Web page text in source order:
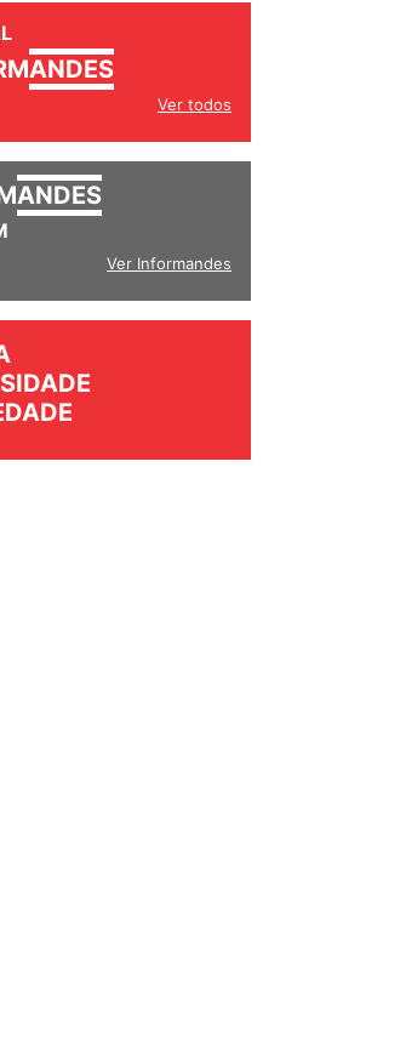
ANDES
Ver todos
ANDES
Ver Informandes